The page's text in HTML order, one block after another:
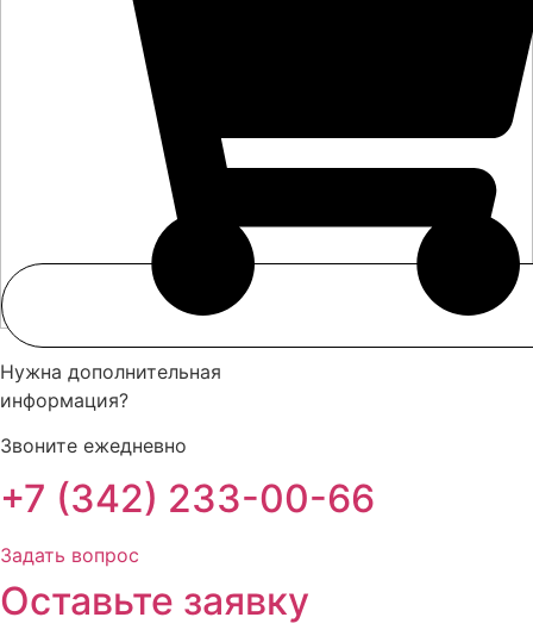
Нужна дополнительная
информация?
Звоните ежедневно
+7 (342) 233-00-66
Задать вопрос
Оставьте заявку